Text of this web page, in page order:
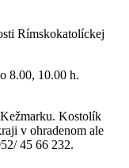
Rímskokatolíckej
8.00, 10.00 h.
Kostolík
v ohradenom ale
45 66 232.